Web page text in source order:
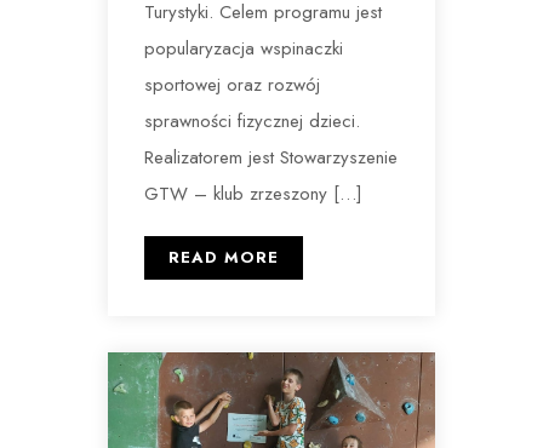
Turystyki. Celem programu jest
popularyzacja wspinaczki
sportowej oraz rozwój
sprawności fizycznej dzieci.
Realizatorem jest Stowarzyszenie
GTW – klub zrzeszony […]
READ MORE